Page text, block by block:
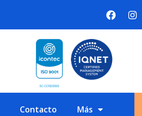
Contacto Más